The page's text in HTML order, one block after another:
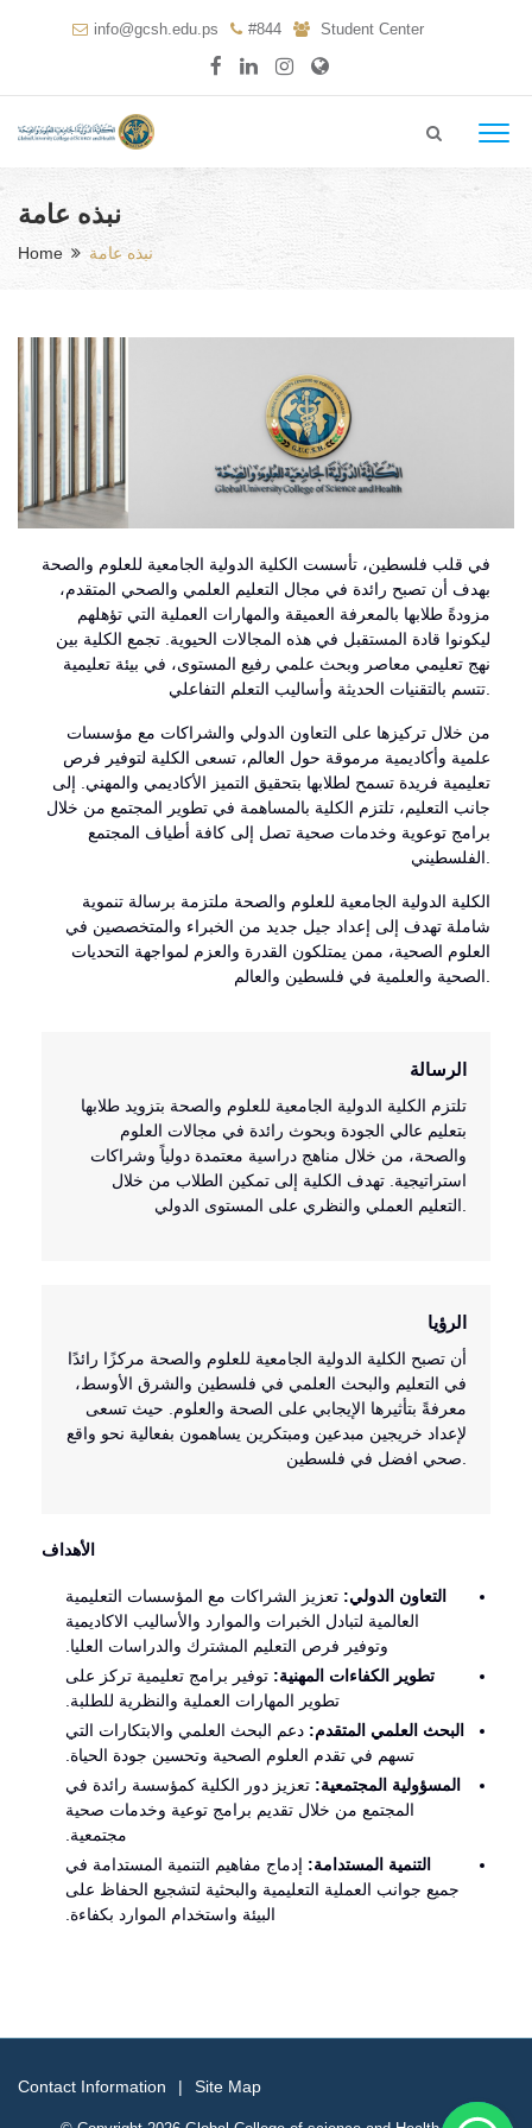
info@gcsh.edu.ps #844 Student Center
نبذه عامة
Home نبذه عامة
في قلب فلسطين، تأسست الكلية الدولية الجامعية للعلوم والصحة
بهدف أن تصبح رائدة في مجال التعليم العلمي والصحي المتقدم،
مزودةً طلابها بالمعرفة العميقة والمهارات العملية التي تؤهلهم
ليكونوا قادة المستقبل في هذه المجالات الحيوية. تجمع الكلية بين
نهج تعليمي معاصر وبحث علمي رفيع المستوى، في بيئة تعليمية
من خلال تركيزها على التعاون الدولي والشراكات مع مؤسسات
علمية وأكاديمية مرموقة حول العالم، تسعى الكلية لتوفير فرص
تعليمية فريدة تسمح لطلابها بتحقيق التميز الأكاديمي والمهني. إلى
جانب التعليم، تلتزم الكلية بالمساهمة في تطوير المجتمع من خلال
برامج توعوية وخدمات صحية تصل إلى كافة أطياف المجتمع
الكلية الدولية الجامعية للعلوم والصحة ملتزمة برسالة تنموية
شاملة تهدف إلى إعداد جيل جديد من الخبراء والمتخصصين في
العلوم الصحية، ممن يمتلكون القدرة والعزم لمواجهة التحديات
الرسالة
تلتزم الكلية الدولية الجامعية للعلوم والصحة بتزويد طلابها
بتعليم عالي الجودة وبحوث رائدة في مجالات العلوم
والصحة، من خلال مناهج دراسية معتمدة دولياً وشراكات
استراتيجية. تهدف الكلية إلى تمكين الطلاب من خلال
الرؤيا
أن تصبح الكلية الدولية الجامعية للعلوم والصحة مركزًا رائدًا
في التعليم والبحث العلمي في فلسطين والشرق الأوسط،
معرفةً بتأثيرها الإيجابي على الصحة والعلوم. حيث تسعى
لإعداد خريجين مبدعين ومبتكرين يساهمون بفعالية نحو واقع
الأهداف
التعاون الدولي: تعزيز الشراكات مع المؤسسات التعليمية
العالمية لتبادل الخبرات والموارد والأساليب الاكاديمية
وتوفير فرص التعليم المشترك والدراسات العليا.
تطوير الكفاءات المهنية: توفير برامج تعليمية تركز على
تطوير المهارات العملية والنظرية للطلبة.
البحث العلمي المتقدم: دعم البحث العلمي والابتكارات التي
تسهم في تقدم العلوم الصحية وتحسين جودة الحياة.
المسؤولية المجتمعية: تعزيز دور الكلية كمؤسسة رائدة في
المجتمع من خلال تقديم برامج توعية وخدمات صحية
مجتمعية.
التنمية المستدامة: إدماج مفاهيم التنمية المستدامة في
جميع جوانب العملية التعليمية والبحثية لتشجيع الحفاظ على
البيئة واستخدام الموارد بكفاءة.
Contact Information Site Map